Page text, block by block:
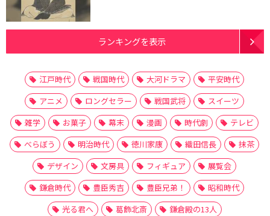
ランキングを表示
江戸時代 戦国時代 大河ドラマ
平安時代
アニメ
ロングセラー 戦国武将
スイーツ
雑学
お菓子 幕末 漫画 時代劇
テレビ
べらぼう
明治時代 徳川家康 織田信長
抹茶
デザイン
文房具 フィギュア
展覧会
鎌倉時代
豊臣秀吉 豊臣兄弟！
昭和時代
光る君へ
葛飾北斎 鎌倉殿の13人